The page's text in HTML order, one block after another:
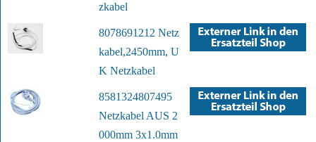
zkabel
8078691212 Netz
kabel,2450mm, U
K Netzkabel
8581324807495
Netzkabel AUS 2
000mm 3x1.0mm